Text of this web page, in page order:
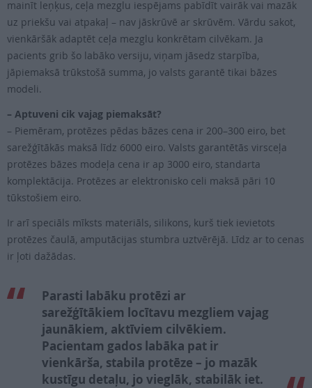
mainīt leņķus, ceļa mezglu iespējams pabīdīt vairāk vai mazāk
uz priekšu vai atpakaļ – nav jāskrūvē ar skrūvēm. Vārdu sakot,
vienkāršāk adaptēt ceļa mezglu konkrētam cilvēkam. Ja
pacients grib šo labāko versiju, viņam jāsedz starpība,
jāpiemaksā trūkstošā summa, jo valsts garantē tikai bāzes
modeli.
– Aptuveni cik vajag piemaksāt?
– Piemēram, protēzes pēdas bāzes cena ir 200–300 eiro, bet
sarežģītākās maksā līdz 6000 eiro. Valsts garantētās virsceļa
protēzes bāzes modeļa cena ir ap 3000 eiro, standarta
komplektācija. Protēzes ar elektronisko celi maksā pāri 10
tūkstošiem eiro.
Ir arī speciāls mīksts materiāls, silikons, kurš tiek ievietots
protēzes čaulā, amputācijas stumbra uztvērējā. Līdz ar to cenas
ir ļoti dažādas.
Parasti labāku protēzi ar
sarežģītākiem locītavu mezgliem vajag
jaunākiem, aktīviem cilvēkiem.
Pacientam gados labāka pat ir
vienkārša, stabila protēze – jo mazāk
kustīgu detaļu, jo vieglāk, stabilāk iet.